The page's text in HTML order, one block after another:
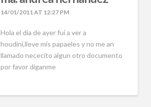
14/01/2011 AT 12:27 PM
Hola el dia de ayer fui a ver a
houdini,lleve mis papaeles y no me an
llamado nececito algun otro documento
por favor diganme